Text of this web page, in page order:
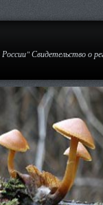
Свидетельство о